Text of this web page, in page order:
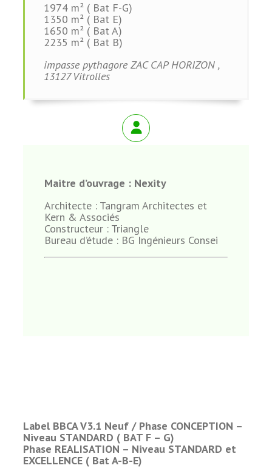
1974 m² ( Bat F-G)
1350 m² ( Bat E)
1650 m² ( Bat A)
2235 m² ( Bat B)
impasse pythagore ZAC CAP HORIZON ,
13127 Vitrolles
Maitre d’ouvrage : Nexity
Architecte : Tangram Architectes et
Kern & Associés
Constructeur : Triangle
Bureau d’étude : BG Ingénieurs Consei
Label BBCA V3.1 Neuf / Phase CONCEPTION –
Niveau STANDARD ( BAT F – G)
Phase REALISATION – Niveau STANDARD et
EXCELLENCE ( Bat A-B-E)